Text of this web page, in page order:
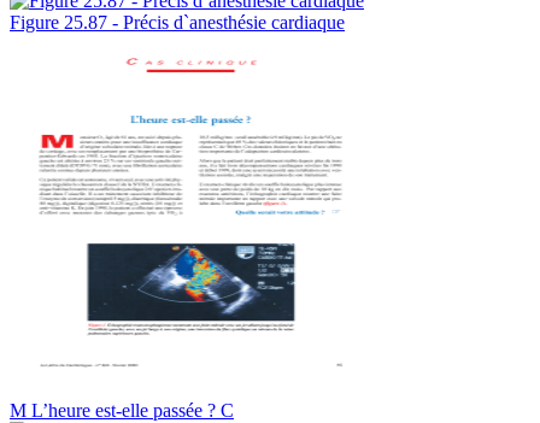
Figure 25.87 - Précis d`anesthésie cardiaque
M L’heure est-elle passée ? C